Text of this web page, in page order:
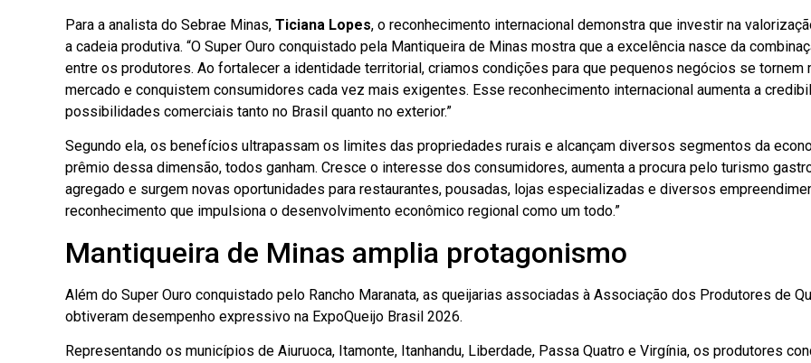
Para a analista do Sebrae Minas, Ticiana Lopes, o reconhecimento internacional demonstra que investir na
a cadeia produtiva. “O Super Ouro conquistado pela Mantiqueira de Minas mostra que a excelência nasce da
entre os produtores. Ao fortalecer a identidade territorial, criamos condições para que pequenos negócios se
mercado e conquistem consumidores cada vez mais exigentes. Esse reconhecimento internacional aumenta a
possibilidades comerciais tanto no Brasil quanto no exterior.”
Segundo ela, os benefícios ultrapassam os limites das propriedades rurais e alcançam diversos segmentos da
prêmio dessa dimensão, todos ganham. Cresce o interesse dos consumidores, aumenta a procura pelo turismo
agregado e surgem novas oportunidades para restaurantes, pousadas, lojas especializadas e diversos
reconhecimento que impulsiona o desenvolvimento econômico regional como um todo.”
Mantiqueira de Minas amplia protagonismo
Além do Super Ouro conquistado pelo Rancho Maranata, as queijarias associadas à Associação dos Produtores de
obtiveram desempenho expressivo na ExpoQueijo Brasil 2026.
Representando os municípios de Aiuruoca, Itamonte, Itanhandu, Liberdade, Passa Quatro e Virgínia, os produtores